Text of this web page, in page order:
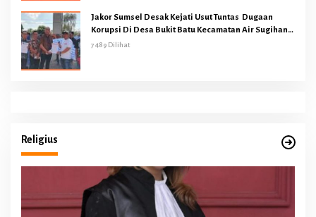
Jakor Sumsel Desak Kejati Usut Tuntas Dugaan
Korupsi Di Desa Bukit Batu Kecamatan Air Sugihan
OKI
7489 Dilihat
Religius